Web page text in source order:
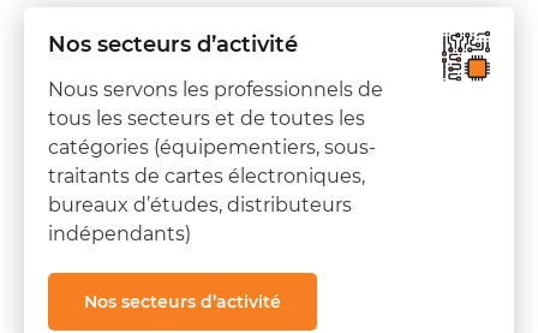
Nos secteurs d’activité
Nous servons les professionnels de
tous les secteurs et de toutes les
catégories (équipementiers, sous-
traitants de cartes électroniques,
bureaux d’études, distributeurs
indépendants)
Nos secteurs d’activité